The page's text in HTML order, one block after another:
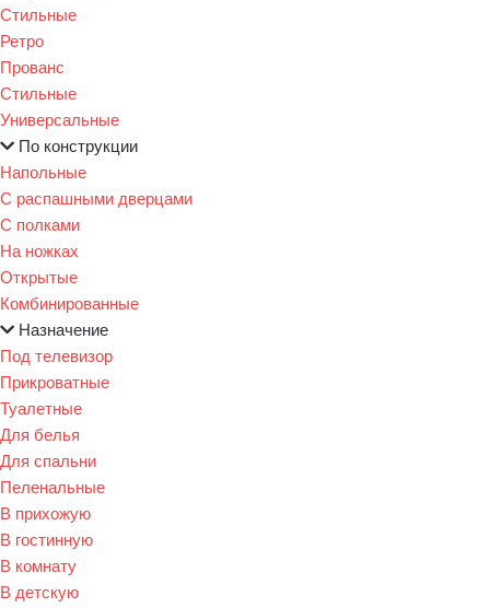
Стильные
Ретро
Прованс
Стильные
Универсальные
По конструкции
Напольные
С распашными дверцами
С полками
На ножках
Открытые
Комбинированные
Назначение
Под телевизор
Прикроватные
Туалетные
Для белья
Для спальни
Пеленальные
В прихожую
В гостинную
В комнату
В детскую